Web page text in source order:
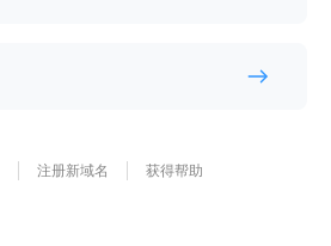
注册新域名 获得帮助